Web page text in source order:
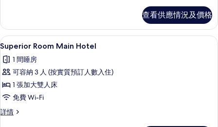
相
片
詳
情
查看供應情況及價格
載
入
所
有
Superior
Room
Main
Superior Room Main Hotel | 埃及棉
4
Superior Room Main Hotel
1 間睡房
可容納 3 人 (按實質預訂人數入住)
1 張加大雙人床
免費 Wi-Fi
詳情
Superior